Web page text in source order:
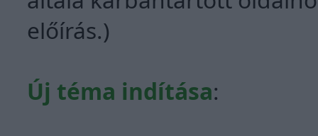
előírás.)
Új téma indítása: